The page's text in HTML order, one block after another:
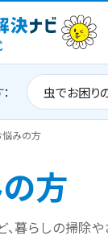
虫でお困り
みの方
方
、暮らしの掃